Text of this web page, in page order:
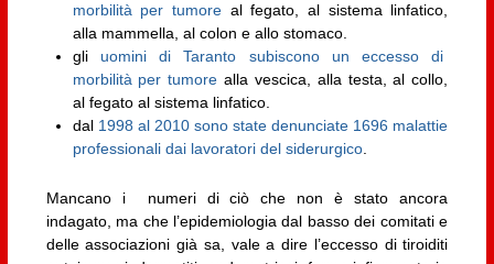
morbilità per tumoreal fegato, al sistema linfatico,
alla mammella, al colon e allo stomaco.
gli uomini di Taranto subiscono un eccesso di
morbilità per tumore alla vescica, alla testa, al collo,
al fegato al sistema linfatico.
dal 1998 al 2010 sono state denunciate 1696 malattie
professionali dai lavoratori del siderurgico.
Mancano i numeri di ciò che non è stato ancora
indagato, ma che l’epidemiologia dal basso dei comitati e
delle associazioni già sa, vale a dire l’eccesso di tiroiditi